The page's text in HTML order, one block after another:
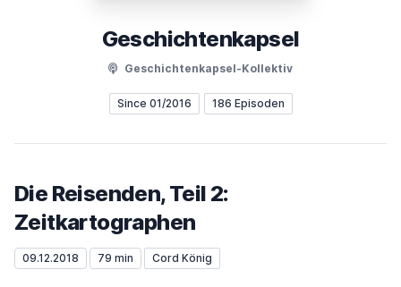
Geschichtenkapsel
Geschichtenkapsel-Kollektiv
Since 01/2016 186 Episoden
Die Reisenden, Teil 2:
Zeitkartographen
09.12.2018 79 min Cord König